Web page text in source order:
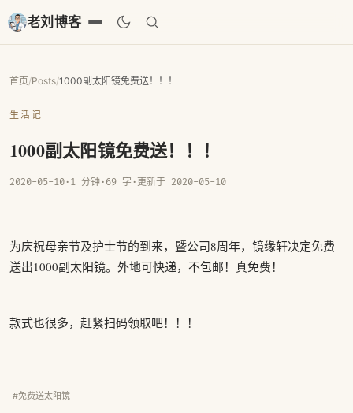
老刘博客
首页/Posts/1000副太阳镜免费送！！！
生活记
1000副太阳镜免费送！！！
2020-05-10· 1 分钟· 69 字 · 更新于 2020-05-10
为庆祝母亲节及护士节的到来，暨公司8周年，镜缘轩决定免费
送出1000副太阳镜。外地可快递，不包邮！真免费！
款式也很多，赶紧扫码领取吧！！！
#免费送太阳镜